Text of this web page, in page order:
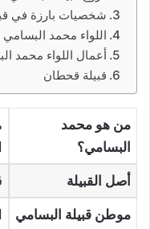
شخصيات بارزة في
اللواء محمد البسامي
أعمال اللواء محمد
قبيلة قحطان
من هو محمد
البسامي؟
أصل القبيلة
موطن قبيلة البسامي